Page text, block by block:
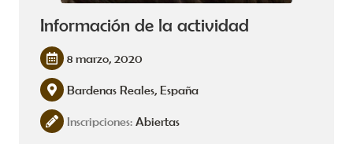
Información de la actividad
8 marzo, 2020
Bardenas Reales, España
Inscripciones: Abiertas